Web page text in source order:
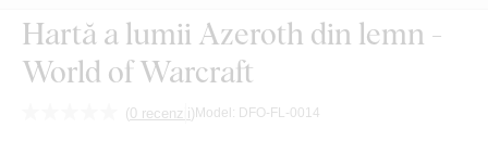
Hartă a lumii Azeroth din lemn -
World of Warcraft
(0 recenzii) Model: DFO-FL-0014